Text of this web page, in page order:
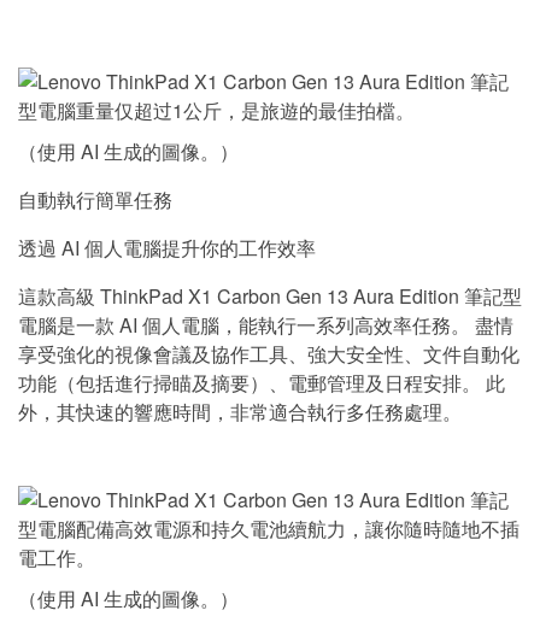
（使用 AI 生成的圖像。）
自動執行簡單任務
透過 AI 個人電腦提升你的工作效率
這款高級 ThinkPad X1 Carbon Gen 13 Aura Edition 筆記型
電腦是一款 AI 個人電腦，能執行一系列高效率任務。 盡情
享受強化的視像會議及協作工具、強大安全性、文件自動化
功能（包括進行掃瞄及摘要）、電郵管理及日程安排。 此
外，其快速的響應時間，非常適合執行多任務處理。
（使用 AI 生成的圖像。）